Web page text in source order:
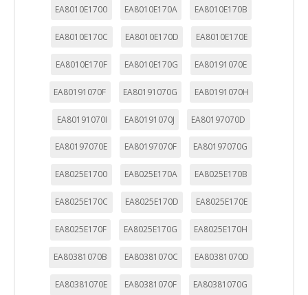
EA8010E1700 EA8010E170A EA8010E170B
EA8010E170C EA8010E170D EA8010E170E
EA8010E170F EA8010E170G EA80191070E
EA80191070F EA80191070G EA80191070H
EA80191070I EA80191070J EA80197070D
EA80197070E EA80197070F EA80197070G
EA8025E1700 EA8025E170A EA8025E170B
EA8025E170C EA8025E170D EA8025E170E
EA8025E170F EA8025E170G EA8025E170H
EA80381070B EA80381070C EA80381070D
EA80381070E EA80381070F EA80381070G